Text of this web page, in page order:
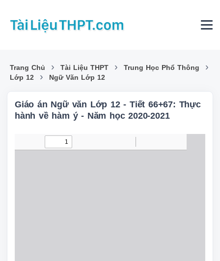
Trang Chủ › Tài Liệu THPT › Trung Học Phổ Thông ›
Lớp 12 › Ngữ Văn Lớp 12
Giáo án Ngữ văn Lớp 12 - Tiết 66+67: Thực
hành về hàm ý - Năm học 2020-2021